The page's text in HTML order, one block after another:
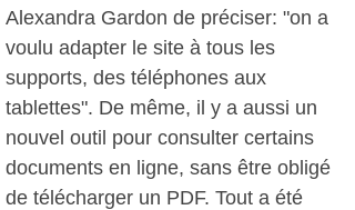
Alexandra Gardon de préciser: "on a
voulu adapter le site à tous les
supports, des téléphones aux
tablettes". De même, il y a aussi un
nouvel outil pour consulter certains
documents en ligne, sans être obligé
de télécharger un PDF. Tout a été